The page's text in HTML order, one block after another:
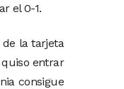
el 0-1.
la tarjeta
entrar
consigue